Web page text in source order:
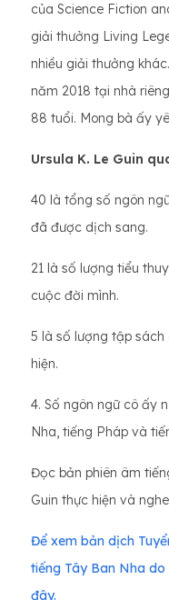
của Science Fiction
giải thưởng Living
nhiều giải thưởng
năm 2018 tại nhà
88 tuổi. Mong bà ấy
Ursula K. Le Guin
40 là tổng số ngôn
đã được dịch sang.
21 là số lượng tiểu
cuộc đời mình.
5 là số lượng tập
hiện.
4. Số ngôn ngữ cô ấy
Nha, tiếng Pháp và
Đọc bản phiên âm
Guin thực hiện và
Để xem bản dịch
tiếng Tây Ban Nha
đây.